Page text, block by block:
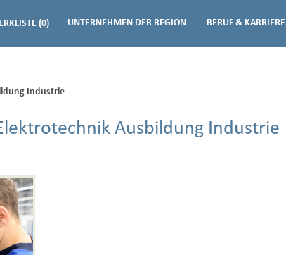
(0) UNTERNEHMEN DER REGION BERUF & KARRIERE
Industrie
Ausbildung Industrie